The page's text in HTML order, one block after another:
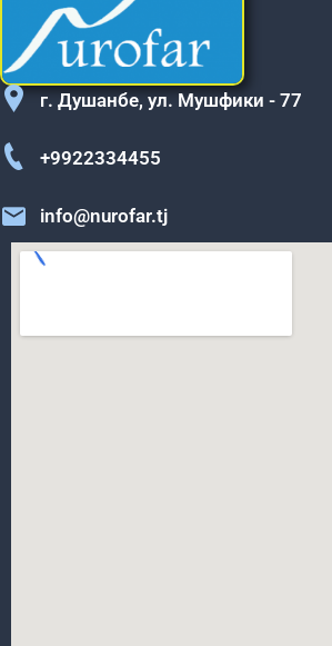
г. Душанбе, ул. Мушфики - 77
+9922334455
info@nurofar.tj